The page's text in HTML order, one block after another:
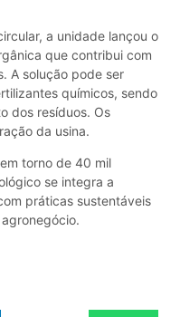
a unidade lançou o
que contribui com
A solução pode ser
químicos, sendo
dos resíduos. Os
da usina.
torno de 40 mil
se integra a
práticas sustentáveis